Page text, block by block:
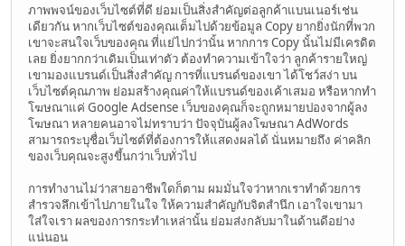
ภาพพจน์ของเว็บไซต์ที่ดี ย่อมเป็นสิ่งสำคัญต่อลูกค้าแบนเนอร์เช่น
เดียวกัน หากเว็บไซต์ของคุณเต็มไปด้วยข้อมูล Copy ยากยิ่งนักที่พวก
เขาจะสนใจเว็บของคุณ ที่แย่ไปกว่านั้น หากการ Copy นั้นไม่มีเครดิต
เลย ยิ่งยากกว่าเดิมเป็นเท่าตัว ต้องทำความเข้าใจว่า ลูกค้ารายใหญ่
เขามองแบรนด์เป็นสิ่งสำคัญ การที่แบรนด์ของเขา ได้โชว์สง่า บน
เว็บไซต์คุณภาพ ย่อมสร้างคุณค่าให้แบรนด์ของเค้าเสมอ หรือหากทำ
โฆษณาแค่ Google Adsense เว็บของคุณก็จะถูกหมายปองจากผู้ลง
โฆษณา หลายคนอาจไม่ทราบว่า ปัจจุบันผู้ลงโฆษณา AdWords
สามารถระบุชื่อเว็บไซต์ที่ต้องการให้แสดงผลได้ นั่นหมายถึง ค่าคลิก
ของเว็บคุณจะสูงขึ้นกว่าเว็บทั่วไป
การทำงานไม่ว่าสายอาชีพใดก็ตาม ผมมั่นใจว่าหากเราทำด้วยการ
สำรวจลึกเข้าไปภายในใจ ให้ความสำคัญกับจิตสำนึก เอาใจเขามา
ใส่ใจเรา ผลของการกระทำเหล่านั้น ย่อมส่งกลับมาในด้านดีอย่าง
แน่นอน